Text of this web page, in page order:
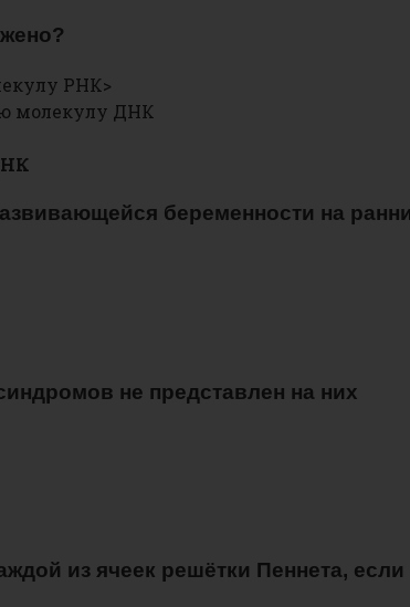
РНК>
молекулу ДНК
беременности на
не представлен на них
из ячеек решётки Пеннета,